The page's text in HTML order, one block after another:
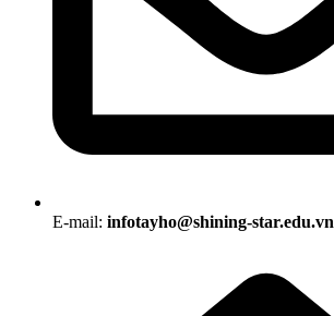
E-mail: infotayho@shining-star.edu.vn